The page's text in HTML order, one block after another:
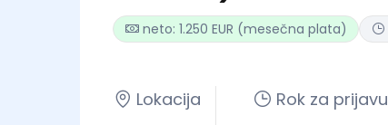
Lokacija
Rok za prijavu
neto: 1.250 EUR (mesečna plata)